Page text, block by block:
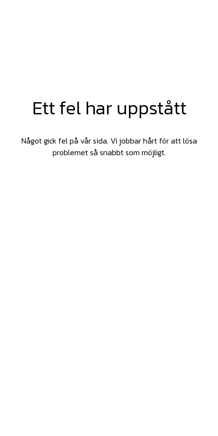
Ett fel har uppstått
Något gick fel på vår sida. Vi jobbar hårt för att lösa
problemet så snabbt som möjligt.